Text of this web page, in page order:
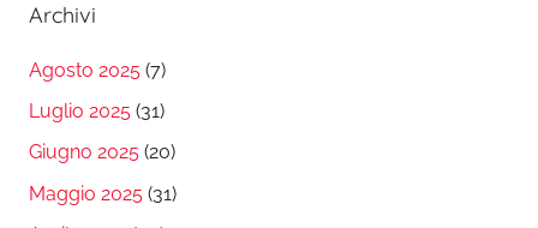
Archivi
Agosto 2025 (7)
Luglio 2025 (31)
Giugno 2025 (20)
Maggio 2025 (31)